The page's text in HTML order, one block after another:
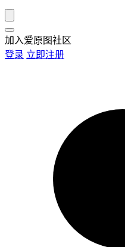
加入爱原图社区
登录 立即注册